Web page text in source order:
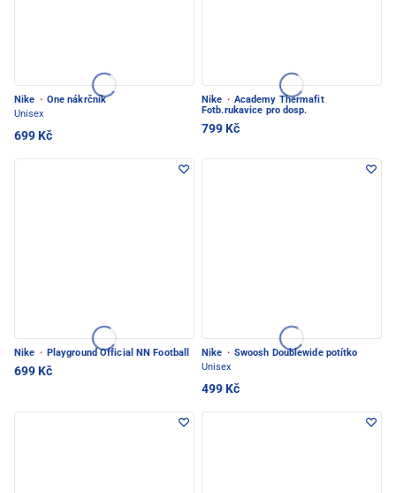
Nike · One nákrčník
Unisex
699 Kč
Nike · Academy Thermafit
Fotb.rukavice pro dosp.
799 Kč
Nike · Playground Official NN Football
699 Kč
Nike · Swoosh Doublewide potítko
Unisex
499 Kč